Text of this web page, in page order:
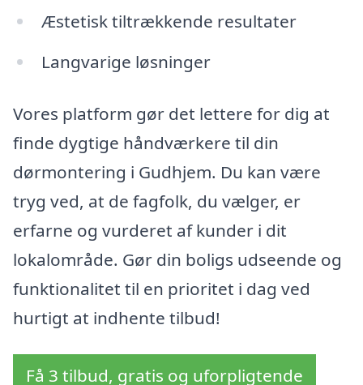
Æstetisk tiltrækkende resultater
Langvarige løsninger
Vores platform gør det lettere for dig at
finde dygtige håndværkere til din
dørmontering i Gudhjem. Du kan være
tryg ved, at de fagfolk, du vælger, er
erfarne og vurderet af kunder i dit
lokalområde. Gør din boligs udseende og
funktionalitet til en prioritet i dag ved
hurtigt at indhente tilbud!
Få 3 tilbud, gratis og uforpligtende